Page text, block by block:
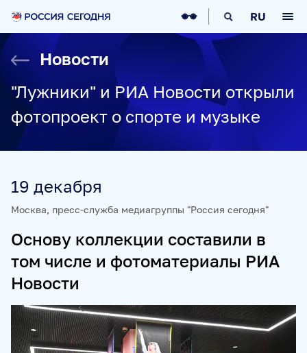
О НАС
О МЕДИАГРУППЕ
СОЦИАЛЬНАЯ ОТВЕТСТВЕННОСТЬ
РУКОВОДСТВО
КАРЬЕРА
СТАЖИРОВКА
IT-ВОЗМОЖНОСТИ
НОВОСТИ
КОНТАКТЫ
НАШИ СМИ
УКРАИНА.РУ
BALTNEWS
СОЦИАЛЬНЫЙ НАВИГАТОР
ARCTIC.RU
ПРОЕКТЫ
SPUTNIKPRO
КОНКУРС ИМЕНИ СТЕНИНА
ФЕСТИВАЛЬ KOKTEBEL JAZZ PARTY
ПОЖАЛУЙСТА, ДЫШИТЕ!
НЮРНБЕРГ. НАЧАЛО МИРА
ПРОДУКТЫ И СЕРВИСЫ
RU
Новости
"Лужники" и РИА Новости открыли
фотопроект о спорте и музыке
19 декабря
Москва, пресс-служба медиагруппы "Россия сегодня"
Основу коллекции составили в
том числе и фотоматериалы РИА
Новости